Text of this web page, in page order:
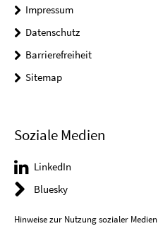
Impressum
Datenschutz
Barrierefreiheit
Sitemap
Soziale Medien
LinkedIn
Bluesky
Hinweise zur Nutzung sozialer Medien